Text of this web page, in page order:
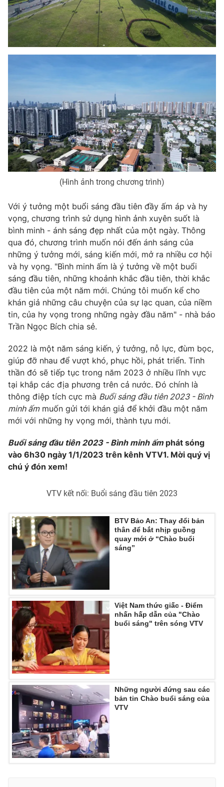
(Hình ảnh trong chương trình)
Với ý tưởng một buổi sáng đầu tiên đầy ấm áp và hy
vọng, chương trình sử dụng hình ảnh xuyên suốt là
bình minh - ánh sáng đẹp nhất của một ngày. Thông
qua đó, chương trình muốn nói đến ánh sáng của
những ý tưởng mới, sáng kiến mới, mở ra nhiều cơ hội
và hy vọng. "Bình minh ấm là ý tưởng về một buổi
sáng đầu tiên, những khoảnh khắc đầu tiên, thời khắc
đầu tiên của một năm mới. Chúng tôi muốn kể cho
khán giả những câu chuyện của sự lạc quan, của niềm
tin, của hy vọng trong những ngày đầu năm" - nhà báo
Trần Ngọc Bích chia sẻ.
2022 là một năm sáng kiến, ý tưởng, nỗ lực, đùm bọc,
giúp đỡ nhau để vượt khó, phục hồi, phát triển. Tinh
thần đó sẽ tiếp tục trong năm 2023 ở nhiều lĩnh vực
tại khắp các địa phương trên cả nước. Đó chính là
thông điệp tích cực mà Buổi sáng đầu tiên 2023 - Bình
minh ấmmuốn gửi tới khán giả để khởi đầu một năm
mới với những hy vọng mới, thành tựu mới.
Buổi sáng đầu tiên 2023 - Bình minh ấmphát sóng
vào 6h30 ngày 1/1/2023 trên kênh VTV1. Mời quý vị
chú ý đón xem!
VTV kết nối: Buổi sáng đầu tiên 2023
BTV Bảo An: Thay đổi bản
thân để bắt nhịp guồng
quay mới ở “Chào buổi
sáng”
Việt Nam thức giấc - Điểm
nhấn hấp dẫn của "Chào
buổi sáng" trên sóng VTV
Những người đứng sau các
bản tin Chào buổi sáng của
VTV